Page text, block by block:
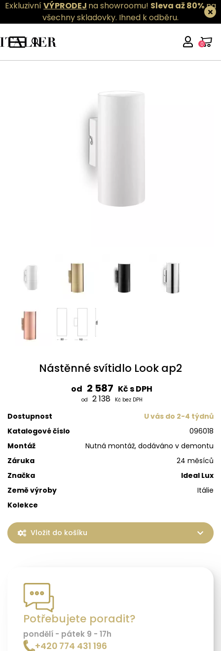
ExkluzivníVÝPRODEJ na showroomu! Sleva až 80%na
všechny skladovky. Ihned k odběru.
0
Nástěnné svítidlo Look ap2
od 2 587 Kč s DPH
od 2 138 Kč bez DPH
Dostupnost
U vás do 2-4 týdnů
Katalogové číslo
096018
Montáž
Nutná montáž, dodáváno v demontu
Záruka
24 měsíců
Značka
Ideal Lux
Země výroby
Itálie
Kolekce
Vložit do košíku
Potřebujete poradit?
pondělí - pátek 9 - 17h
+420 774 431 196